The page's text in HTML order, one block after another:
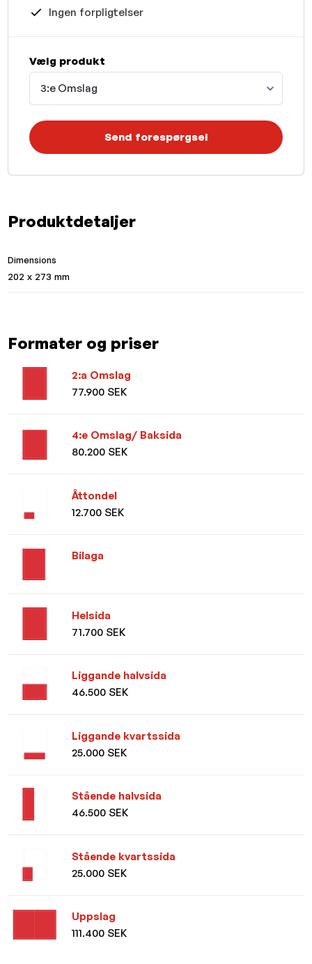
Produktdetaljer
Dimensions
202 x 273 mm
Formater og priser
2:a Omslag
77.900 SEK
4:e Omslag/ Baksida
80.200 SEK
Åttondel
12.700 SEK
Bilaga
Helsida
71.700 SEK
Liggande halvsida
46.500 SEK
Liggande kvartssida
25.000 SEK
Stående halvsida
46.500 SEK
Stående kvartssida
25.000 SEK
Uppslag
111.400 SEK
Ingen forpligtelser
Vælg produkt
3:e Omslag
Send forespørgsel